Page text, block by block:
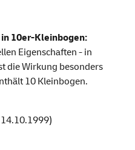
10er-Kleinbogen:
Eigenschaften - in
die Wirkung besonders
10 Kleinbogen.